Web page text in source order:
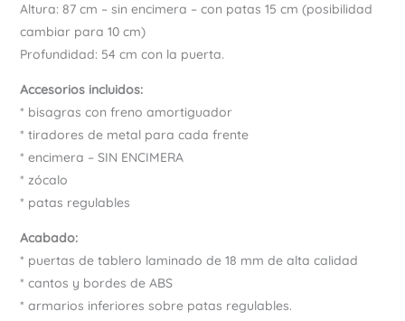
Altura: 87 cm – sin encimera – con patas 15 cm (posibilidad
cambiar para 10 cm)
Profundidad: 54 cm con la puerta.
Accesorios incluidos:
* bisagras con freno amortiguador
* tiradores de metal para cada frente
* encimera – SIN ENCIMERA
* zócalo
* patas regulables
Acabado:
* puertas de tablero laminado de 18 mm de alta calidad
* cantos y bordes de ABS
* armarios inferiores sobre patas regulables.